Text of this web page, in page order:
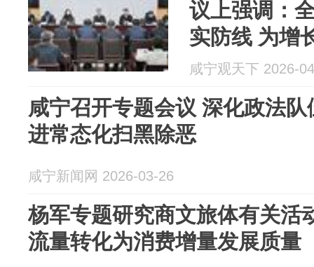
议上强调：
实防线 为增
障
咸宁观天下 2026-
咸宁召开专题会议 深化政法
进常态化扫黑除恶
咸宁新闻网 2026-03-26
杨军专题研究商文旅体有关活
流量转化为消费增量发展质量